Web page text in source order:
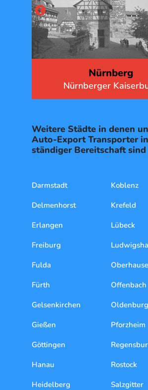
Augsburg
Perlachturm am
Weitere Städte in denen
Auto-Export Transporter in
ständiger Bereitschaft sind
Darmstadt
Delmenhorst
Erlangen
Freiburg
Fulda
Fürth
Gelsenkirchen
Gießen
Göttingen
Hanau
Heidelberg
Koblenz
Krefeld
Lübeck
Offenbach
Oldenburg
Pforzheim
Rostock
Salzgitter